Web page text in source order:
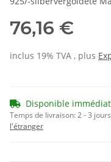
76,16 €
inclus 19% TVA , plus
Disponible
Temps de livraison:2 - 3
l'étranger